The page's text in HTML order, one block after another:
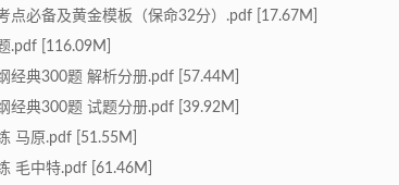
点必备及黄金模板（保命32分）.pdf [17.67M]
.pdf [116.09M]
经典300题 解析分册.pdf [57.44M]
经典300题 试题分册.pdf [39.92M]
马原.pdf [51.55M]
毛中特.pdf [61.46M]